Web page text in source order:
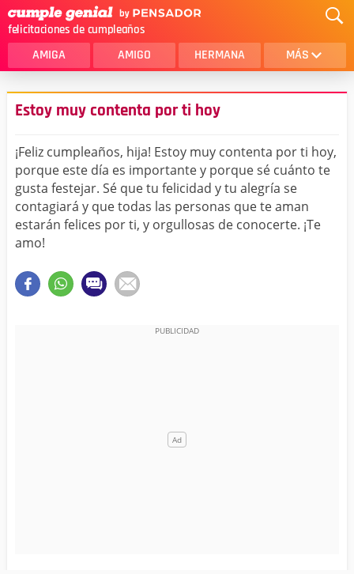
felicitaciones de cumpleaños
AMIGA AMIGO HERMANA MÁS
MAMA
AMOR
SOBRINA
HIJA
HERMANO
HIJO
NOVIA
ESPOSO
TIA
Estoy muy contenta por ti hoy
¡Feliz cumpleaños, hija! Estoy muy contenta por ti hoy,
porque este día es importante y porque sé cuánto te
gusta festejar. Sé que tu felicidad y tu alegría se
contagiará y que todas las personas que te aman
estarán felices por ti, y orgullosas de conocerte. ¡Te
amo!